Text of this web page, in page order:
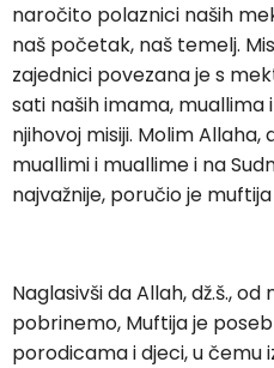
naročito polaznici naših
naš početak, naš temelj.
zajednici povezana je s
sati naših imama, muallima
njihovoj misiji. Molim Allaha,
muallimi i muallime i na
najvažnije, poručio je
Naglasivši da Allah, dž.š.,
pobrinemo, Muftija je
porodicama i djeci, u čemu